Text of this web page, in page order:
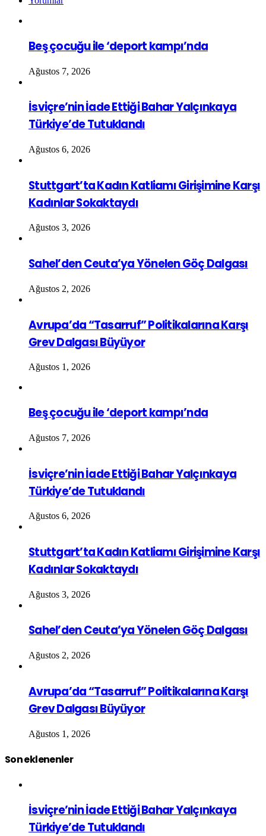
Beş çocuğu ile ‘deport kampı’nda
Ağustos 7, 2026
İsviçre’nin İade Ettiği Bahar Yalçınkaya
Türkiye’de Tutuklandı
Ağustos 6, 2026
Stuttgart’ta Kadın Katliamı Girişimine Karşı
Kadınlar Sokaktaydı
Ağustos 3, 2026
Sahel’den Ceuta’ya Yönelen Göç Dalgası
Ağustos 2, 2026
Avrupa’da “Tasarruf” Politikalarına Karşı
Grev Dalgası Büyüyor
Ağustos 1, 2026
Beş çocuğu ile ‘deport kampı’nda
Ağustos 7, 2026
İsviçre’nin İade Ettiği Bahar Yalçınkaya
Türkiye’de Tutuklandı
Ağustos 6, 2026
Stuttgart’ta Kadın Katliamı Girişimine Karşı
Kadınlar Sokaktaydı
Ağustos 3, 2026
Sahel’den Ceuta’ya Yönelen Göç Dalgası
Ağustos 2, 2026
Avrupa’da “Tasarruf” Politikalarına Karşı
Grev Dalgası Büyüyor
Ağustos 1, 2026
Son eklenenler
İsviçre’nin İade Ettiği Bahar Yalçınkaya
Türkiye’de Tutuklandı